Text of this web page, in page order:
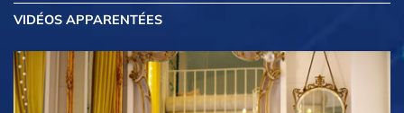
VIDÉOS APPARENTÉES